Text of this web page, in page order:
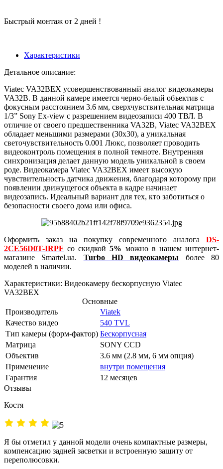
Быстрый монтаж от 2 дней !
Характеристики
Детальное описание:
Viatec VA32BEX усовершенствованный аналог видеокамеры
VA32B. В данной камере имеется черно-белый объектив с
фокусным расстоянием 3.6 мм, сверхчувствительная матрица
1/3” Sony Ex-view с разрешением видеозаписи 400 ТВЛ. В
отличие от своего предшественника VA32B, Viatec VA32BEX
обладает меньшими размерами (30х30), а уникальная
светочувствительность 0.001 Люкс, позволяет проводить
видеоконтроль помещения в полной темноте. Внутренняя
синхронизация делает данную модель уникальной в своем
роде. Видеокамера Viatec VA32BEX имеет высокую
чувствительность датчика движения, благодаря которому при
появлении движущегося объекта в кадре начинает
видеозапись. Идеальный вариант для тех, кто заботиться о
безопасности своего дома или офиса.
Оформить заказ на покупку современного аналога DS-
2CE56D0T-IRPF со скидкой5% можно в нашем интернет-
магазине Smartel.ua. Turbo HD видеокамеры более 80
моделей в наличии.
Характеристики: Видеокамеру бескорпусную Viatec
VA32BEX
Основные
Производитель
Viatek
Качество видео
540 TVL
Тип камеры (форм-фактор) Бескорпусная
Матрица
SONY CCD
Объектив
3.6 мм (2.8 мм, 6 мм опция)
Применение
внутри помещения
Гарантия
12 месяцев
Отзывы
Костя
Я бы отметил у данной модели очень компактные размеры,
компенсацию задней засветки и встроенную защиту от
переполюсовки.